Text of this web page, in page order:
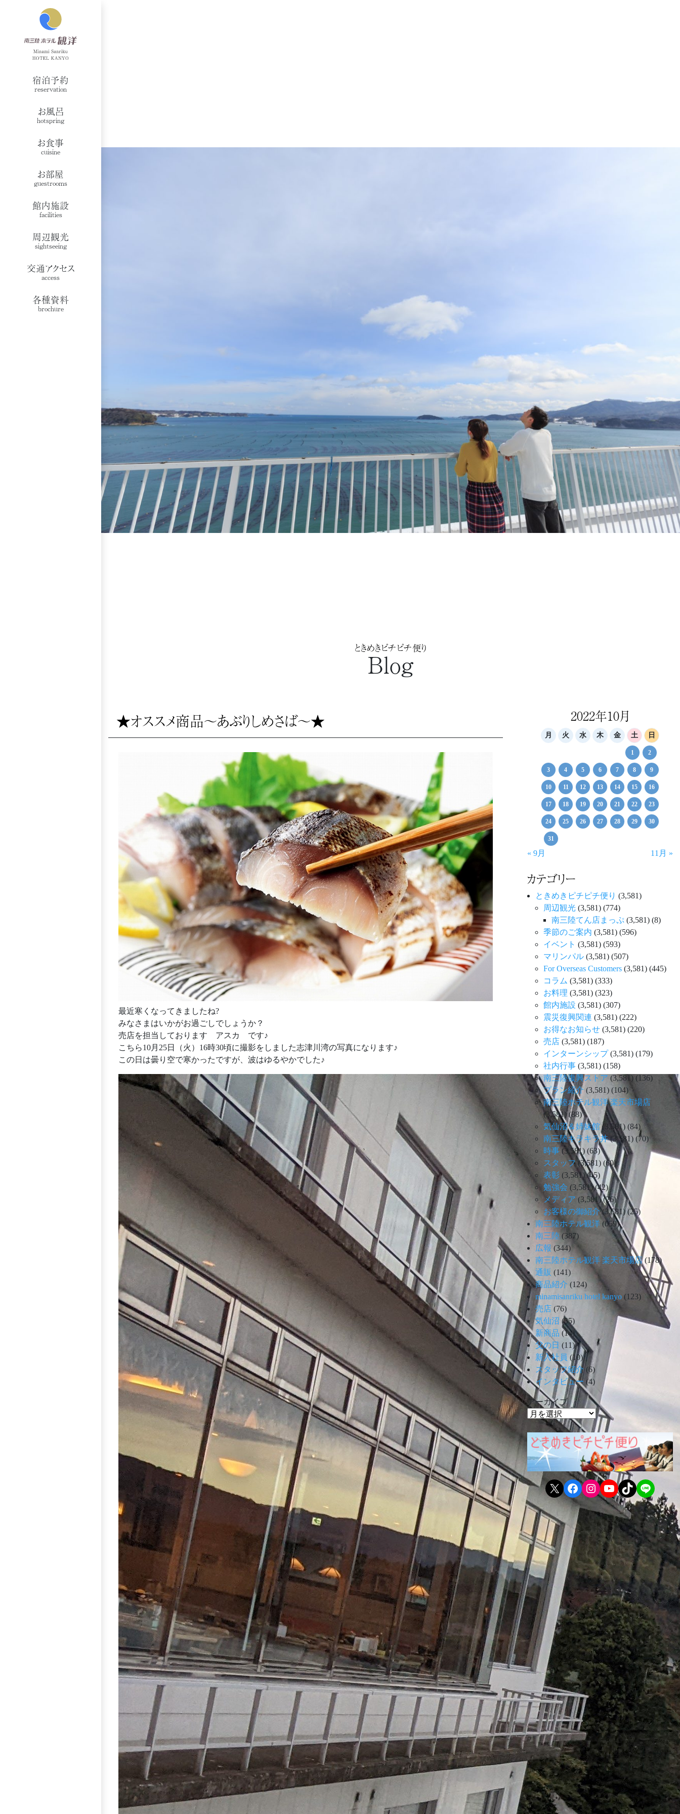
宿泊予約
reservation
お風呂
hotspring
お食事
cuisine
お部屋
guestrooms
館内施設
facilities
周辺観光
sightseeing
交通アクセス
access
各種資料
brochure
ときめきピチピチ便り
Blog
★オススメ商品～あぶりしめさば～★
最近寒くなってきましたね?
みなさまはいかがお過ごしでしょうか？
売店を担当しております アスカ です♪
こちら10月25日（火）16時30頃に撮影をしました志津川湾の写真になります♪
この日は曇り空で寒かったですが、波はゆるやかでした♪
2022年10月
月 火 水 木 金 土 日
1 2
3 4 5 6 7 8 9
10 11 12 13 14 15 16
17 18 19 20 21 22 23
24 25 26 27 28 29 30
31
« 9月 11月 »
カテゴリー
ときめきピチピチ便り (3,581)
周辺観光 (3,581) (774)
南三陸てん店まっぷ (3,581) (8)
季節のご案内 (3,581) (596)
イベント (3,581) (593)
マリンパル (3,581) (507)
For Overseas Customers (3,581) (445)
コラム (3,581) (333)
お料理 (3,581) (323)
館内施設 (3,581) (307)
震災復興関連 (3,581) (222)
お得なお知らせ (3,581) (220)
売店 (3,581) (187)
インターンシップ(3,581) (179)
社内行事 (3,581) (158)
南三陸復興ストア (3,581) (136)
プラン紹介 (3,581) (104)
南三陸ホテル観洋 楽天市場店
(3,581)(88)
気仙沼＆姉妹館(3,581) (84)
南三陸キラキラ丼(3,581) (70)
時事 (3,581) (63)
スタッフ(3,581) (60)
表彰 (3,581)(45)
勉強会 (3,581)(42)
メディア (3,581)(26)
お客様の御紹介(3,581)(25)
南三陸ホテル観洋 (659)
南三陸 (387)
広報(344)
南三陸ホテル観洋 楽天市場店(178)
通販 (141)
商品紹介 (124)
minamisanriku hotel kanyo (123)
売店 (76)
気仙沼 (35)
新商品 (14)
父の日 (11)
新入社員 (10)
スタッフ紹介(6)
インタビュー (4)
アーカイブ
X Facebook Instagram YouTube TikTok LINE